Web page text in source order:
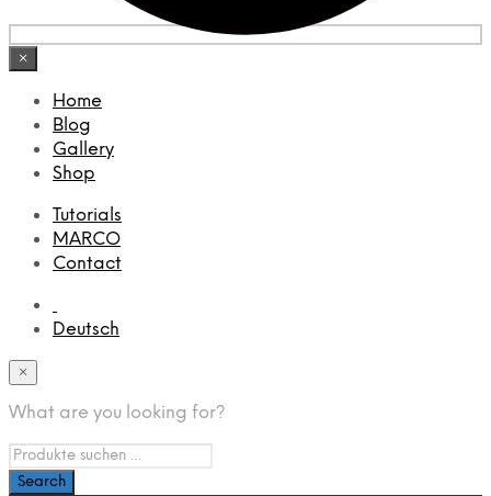
×
Home
Blog
Gallery
Shop
Tutorials
MARCO
Contact
Deutsch
×
What are you looking for?